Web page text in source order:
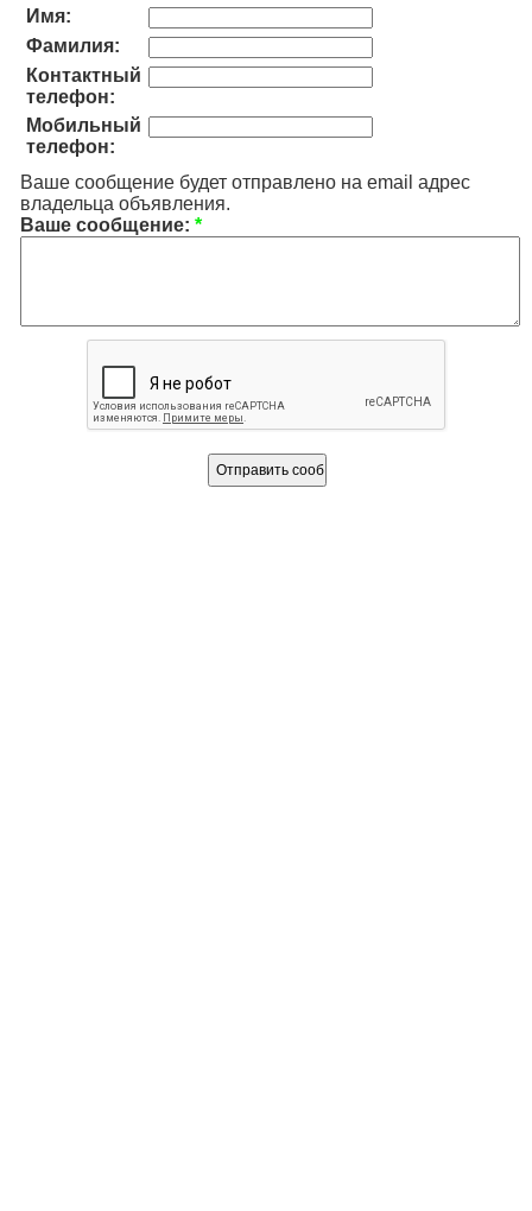
Имя:
Фамилия:
Контактный
телефон:
Мобильный
телефон:
Ваше сообщение будет отправлено на email адрес
владельца объявления.
Ваше сообщение: *